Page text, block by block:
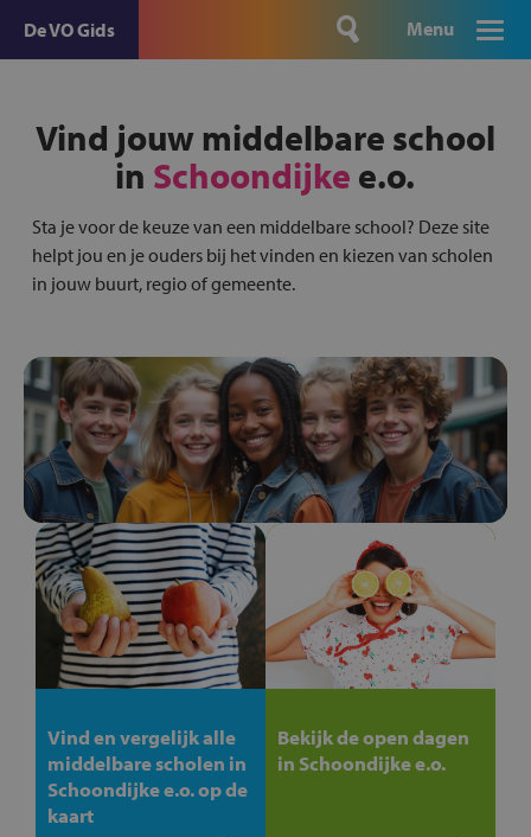
De VO Gids Menu
Vind jouw middelbare school
in Schoondijke e.o.
Sta je voor de keuze van een middelbare school? Deze site
helpt jou en je ouders bij het vinden en kiezen van scholen
in jouw buurt, regio of gemeente.
Vind en vergelijk alle
middelbare scholen in
Schoondijke e.o. op de
kaart
Bekijk de open dagen
in Schoondijke e.o.